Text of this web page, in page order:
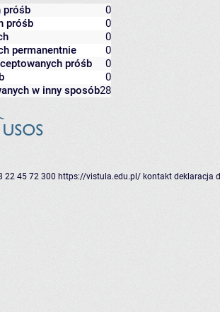
próśb
0
próśb
0
0
permanentnie
0
próśb
0
0
w inny sposób28
22 45 72 300 https://vistula.edu.pl/ kontakt deklaracja